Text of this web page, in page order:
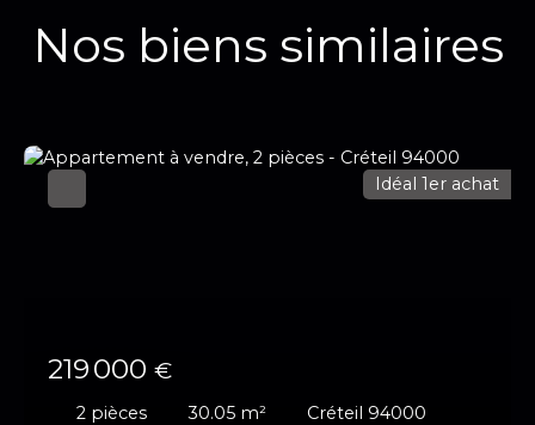
Nos biens similaires
219 000 €
2 pièces 30.05 m² Créteil 94000
Idéal 1er achat